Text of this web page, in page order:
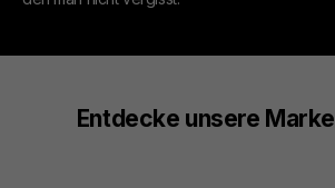
Entdecke unsere